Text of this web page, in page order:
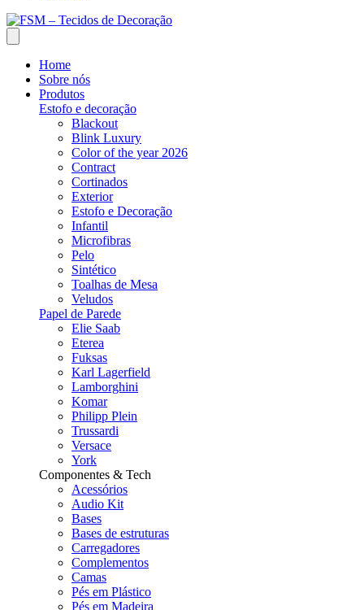
Home
Sobre nós
Produtos
Estofo e decoração
Blackout
Blink Luxury
Color of the year 2026
Contract
Cortinados
Exterior
Estofo e Decoração
Infantil
Microfibras
Pelo
Sintético
Toalhas de Mesa
Veludos
Papel de Parede
Elie Saab
Eterea
Fuksas
Karl Lagerfield
Lamborghini
Komar
Philipp Plein
Trussardi
Versace
York
Componentes & Tech
Acessórios
Audio Kit
Bases
Bases de estruturas
Carregadores
Complementos
Camas
Pés em Plástico
Pés em Madeira